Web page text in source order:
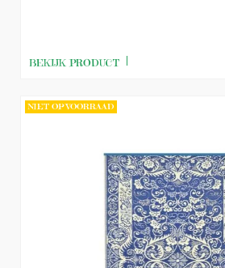
BEKIJK PRODUCT
NIET OP VOORRAAD